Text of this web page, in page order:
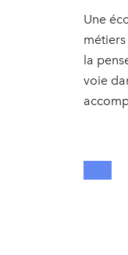
Une
la
voie